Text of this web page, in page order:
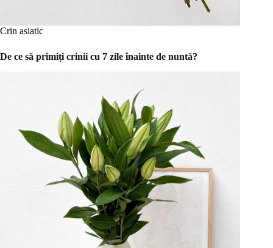
Crin asiatic
De ce să primiți crinii cu 7 zile înainte de nuntă?